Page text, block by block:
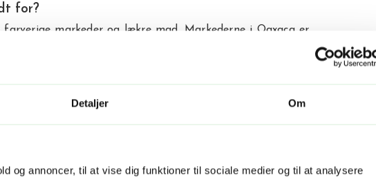
Detaljer Om
og annoncer, til at vise dig funktioner til sociale medier og til at analysere
for?
markeder og lækre mad. Markederne i Oaxaca er
af farver, dufte og liv, og det er et sted, du ikke må
byen. På markeder som Mercado Benito Juárez kan du
og farvestrålende keramikkranier til
som uden tvivl vil bringe et smil frem. Det er et
med en helt særlig atmosfære, hvor du kan finde både
køkken